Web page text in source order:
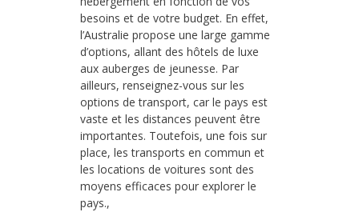
besoins et de votre budget. En effet,
l’Australie propose une large gamme
d’options, allant des hôtels de luxe
aux auberges de jeunesse. Par
ailleurs, renseignez-vous sur les
options de transport, car le pays est
vaste et les distances peuvent être
importantes. Toutefois, une fois sur
place, les transports en commun et
les locations de voitures sont des
moyens efficaces pour explorer le
pays.,